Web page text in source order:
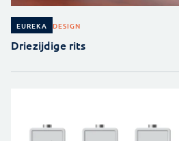
EUREKA DESIGN
Driezijdige rits